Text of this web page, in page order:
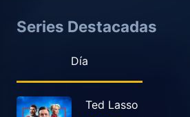
Series Destacadas
Día
Ted Lasso